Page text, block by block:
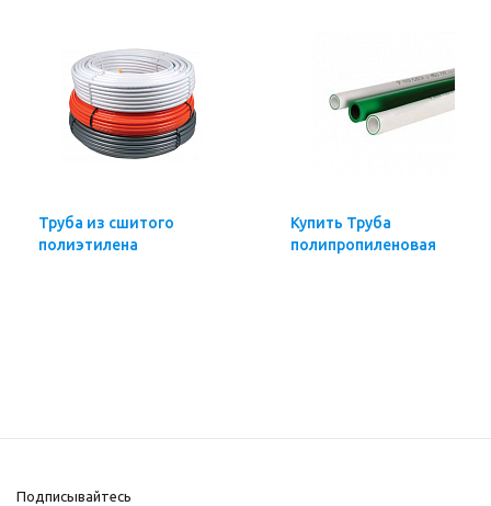
Труба из сшитого
полиэтилена
Купить Труба
полипропиленовая
Подписывайтесь